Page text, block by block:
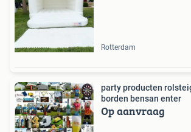
Rotterdam
party producten
borden bensan enter
Op aanvraag